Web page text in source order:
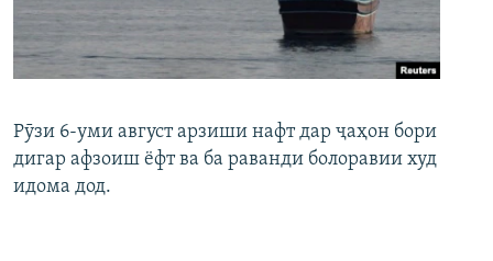
Рӯзи 6-уми август арзиши нафт дар ҷаҳон бори
дигар афзоиш ёфт ва ба раванди болоравии худ
идома дод.